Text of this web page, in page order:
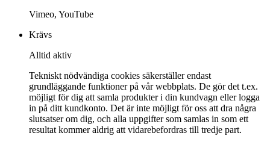
Vimeo, YouTube
Krävs
Alltid aktiv
Tekniskt nödvändiga cookies säkerställer endast
grundläggande funktioner på vår webbplats. De gör det t.ex.
möjligt för dig att samla produkter i din kundvagn eller logga
in på ditt kundkonto. Det är inte möjligt för oss att dra några
slutsatser om dig, och alla uppgifter som samlas in som ett
resultat kommer aldrig att vidarebefordras till tredje part.